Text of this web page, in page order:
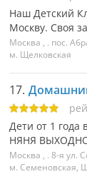
Наш Детский
Москву. Своя
Москва , . пос.
м. Щелковская
17.
Дети от 1
НЯНЯ
Москва , . 8-я ул.
м. Семеновская,